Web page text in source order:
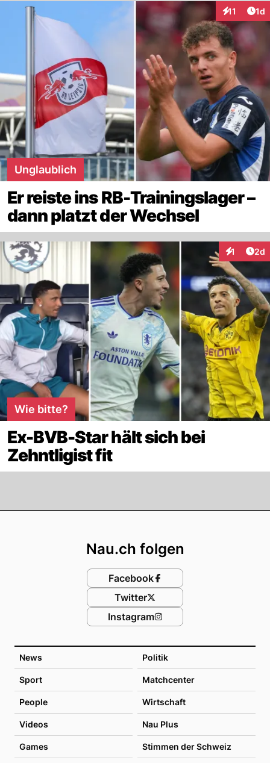
11 1d
Unglaublich
Er reiste ins RB-Trainingslager –
dann platzt der Wechsel
1 2d
Wie bitte?
Ex-BVB-Star hält sich bei
Zehntligist fit
News Politik
Sport Matchcenter
People Wirtschaft
Videos Nau Plus
Games Stimmen der Schweiz
Nau.ch folgen
Facebook
Twitter
Instagram